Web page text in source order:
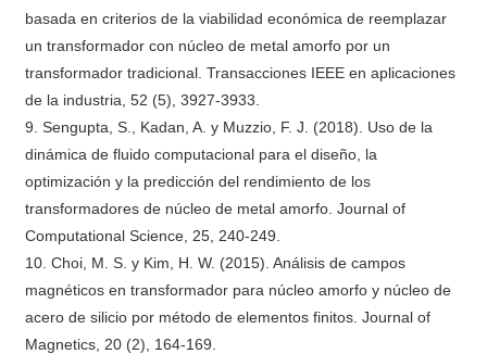
basada en criterios de la viabilidad económica de reemplazar
un transformador con núcleo de metal amorfo por un
transformador tradicional. Transacciones IEEE en aplicaciones
de la industria, 52 (5), 3927-3933.
9. Sengupta, S., Kadan, A. y Muzzio, F. J. (2018). Uso de la
dinámica de fluido computacional para el diseño, la
optimización y la predicción del rendimiento de los
transformadores de núcleo de metal amorfo. Journal of
Computational Science, 25, 240-249.
10. Choi, M. S. y Kim, H. W. (2015). Análisis de campos
magnéticos en transformador para núcleo amorfo y núcleo de
acero de silicio por método de elementos finitos. Journal of
Magnetics, 20 (2), 164-169.